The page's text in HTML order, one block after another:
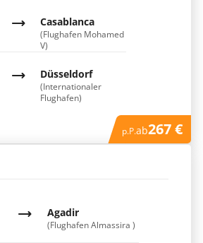
Casablanca
(Flughafen Mohamed
V)
Düsseldorf
(Internationaler
Flughafen)
p.P.ab267 €
Agadir
(Flughafen Almassira )